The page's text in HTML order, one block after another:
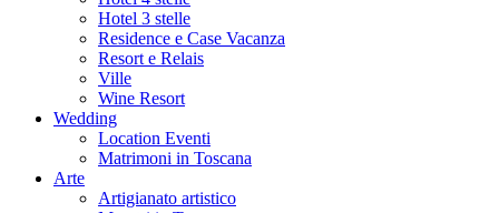
Hotel 3 stelle
Residence e Case Vacanza
Resort e Relais
Ville
Wine Resort
Wedding
Location Eventi
Matrimoni in Toscana
Arte
Artigianato artistico